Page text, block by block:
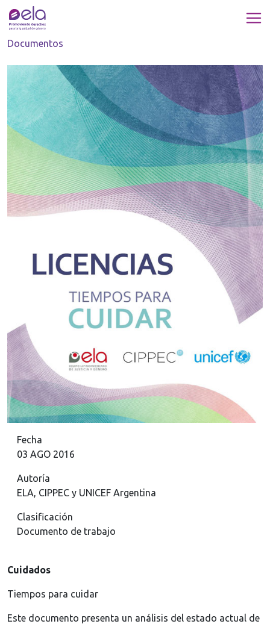
Documentos
Fecha
03 AGO 2016
Autoría
ELA, CIPPEC y UNICEF Argentina
Clasificación
Documento de trabajo
Cuidados
Tiempos para cuidar
Este documento presenta un análisis del estado actual de